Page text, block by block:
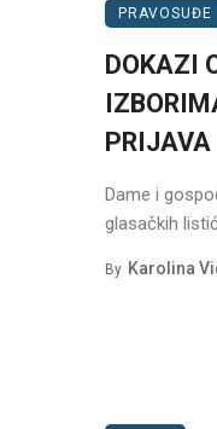
PRAVOSUĐE
DOKAZI
Dame i
glasačkih
By Karolina